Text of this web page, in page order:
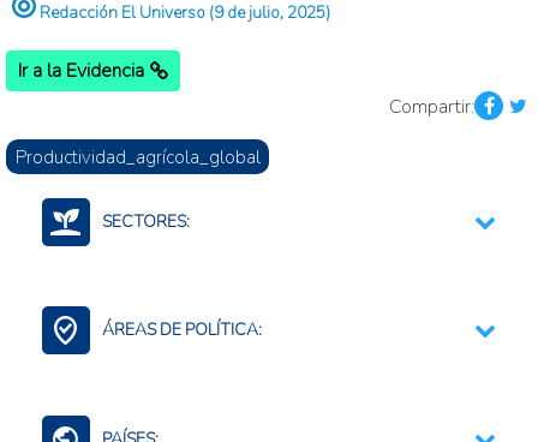
Redacción El Universo (9 de julio, 2025)
Ir a la Evidencia
Compartir:
Productividad_agrícola_global
SECTORES:
ÁREAS DE POLÍTICA: